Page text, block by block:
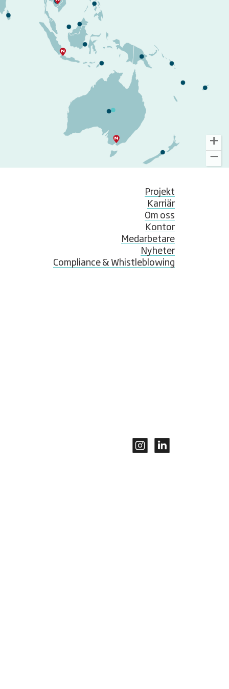
Projekt
Karriär
Om oss
Kontor
Medarbetare
Nyheter
Compliance & Whistleblowing